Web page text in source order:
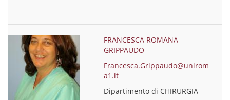
FRANCESCA ROMANA
GRIPPAUDO
Francesca.Grippaudo@unirom
a1.it
Dipartimento di CHIRURGIA